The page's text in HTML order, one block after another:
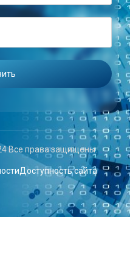
Все права защищены.
Доступность сайта